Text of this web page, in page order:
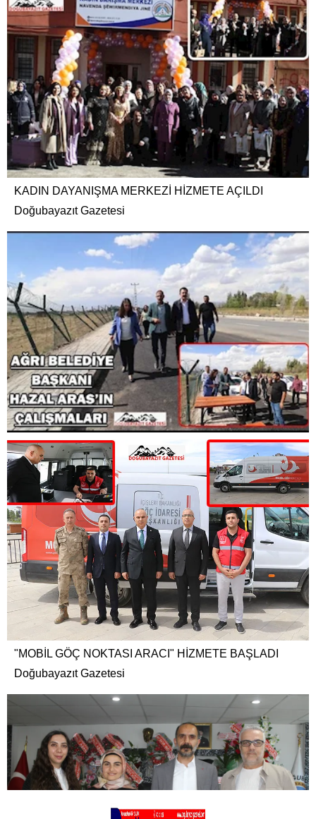
KADIN DAYANIŞMA MERKEZİ HİZMETE AÇILDI
Doğubayazıt Gazetesi
"MOBİL GÖÇ NOKTASI ARACI" HİZMETE BAŞLADI
Doğubayazıt Gazetesi